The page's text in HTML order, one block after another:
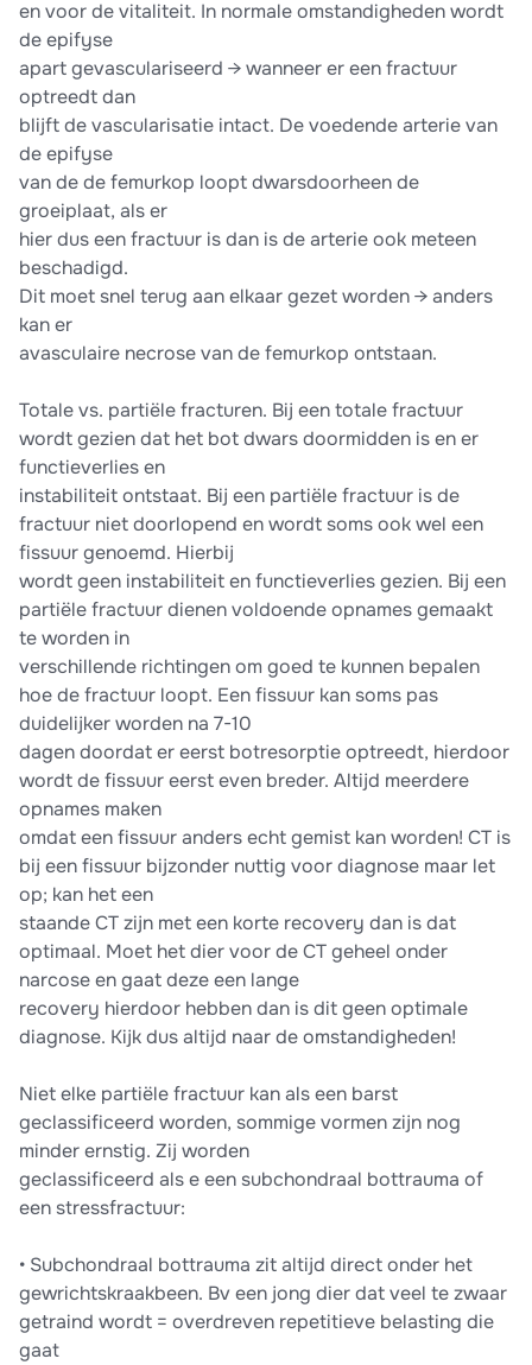
en voor de vitaliteit. In normale omstandigheden wordt
de epifyse
apart gevasculariseerd → wanneer er een fractuur
optreedt dan
blijft de vascularisatie intact. De voedende arterie van
de epifyse
van de de femurkop loopt dwarsdoorheen de
groeiplaat, als er
hier dus een fractuur is dan is de arterie ook meteen
beschadigd.
Dit moet snel terug aan elkaar gezet worden → anders
kan er
avasculaire necrose van de femurkop ontstaan.
Totale vs. partiële fracturen. Bij een totale fractuur
wordt gezien dat het bot dwars doormidden is en er
functieverlies en
instabiliteit ontstaat. Bij een partiële fractuur is de
fractuur niet doorlopend en wordt soms ook wel een
fissuur genoemd. Hierbij
wordt geen instabiliteit en functieverlies gezien. Bij een
partiële fractuur dienen voldoende opnames gemaakt
te worden in
verschillende richtingen om goed te kunnen bepalen
hoe de fractuur loopt. Een fissuur kan soms pas
duidelijker worden na 7-10
dagen doordat er eerst botresorptie optreedt, hierdoor
wordt de fissuur eerst even breder. Altijd meerdere
opnames maken
omdat een fissuur anders echt gemist kan worden! CT is
bij een fissuur bijzonder nuttig voor diagnose maar let
op; kan het een
staande CT zijn met een korte recovery dan is dat
optimaal. Moet het dier voor de CT geheel onder
narcose en gaat deze een lange
recovery hierdoor hebben dan is dit geen optimale
diagnose. Kijk dus altijd naar de omstandigheden!
Niet elke partiële fractuur kan als een barst
geclassificeerd worden, sommige vormen zijn nog
minder ernstig. Zij worden
geclassificeerd als e een subchondraal bottrauma of
een stressfractuur:
• Subchondraal bottrauma zit altijd direct onder het
gewrichtskraakbeen. Bv een jong dier dat veel te zwaar
getraind wordt = overdreven repetitieve belasting die
gaat